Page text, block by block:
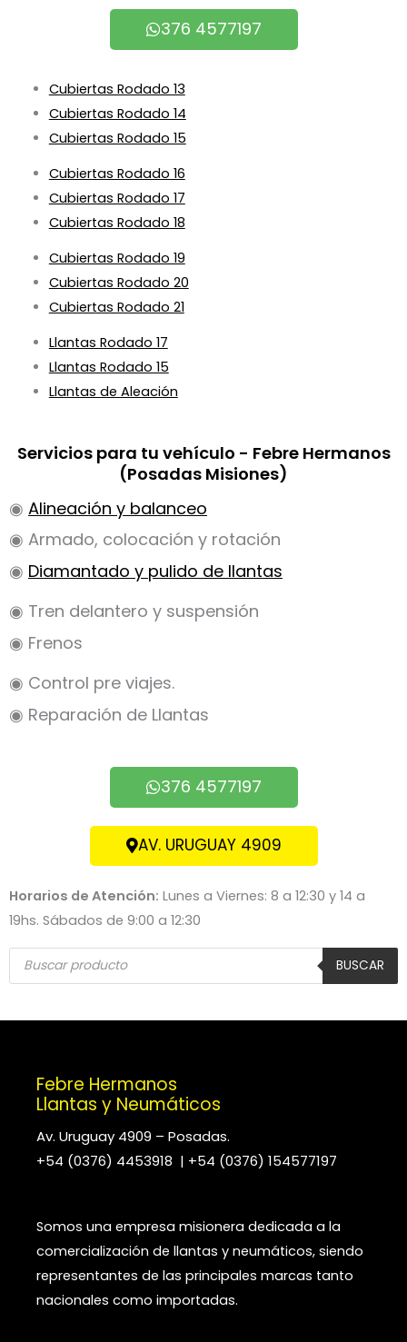
376 4577197
Cubiertas Rodado 13
Cubiertas Rodado 14
Cubiertas Rodado 15
Cubiertas Rodado 16
Cubiertas Rodado 17
Cubiertas Rodado 18
Cubiertas Rodado 19
Cubiertas Rodado 20
Cubiertas Rodado 21
Llantas Rodado 17
Llantas Rodado 15
Llantas de Aleación
Servicios para tu vehículo - Febre Hermanos
(Posadas Misiones)
◉ Alineación y balanceo
◉ Armado, colocación y rotación
◉ Diamantado y pulido de llantas
◉ Tren delantero y suspensión
◉ Frenos
◉ Control pre viajes.
◉ Reparación de Llantas
376 4577197
AV. URUGUAY 4909
Horarios de Atención: Lunes a Viernes: 8 a 12:30 y 14 a
19hs. Sábados de 9:00 a 12:30
Búsqueda
de
productos
BUSCAR
Febre Hermanos
Llantas y Neumáticos
Av. Uruguay 4909 – Posadas.
+54 (0376) 4453918 | +54 (0376) 154577197
Somos una empresa misionera dedicada a la
comercialización de llantas y neumáticos, siendo
representantes de las principales marcas tanto
nacionales como importadas.